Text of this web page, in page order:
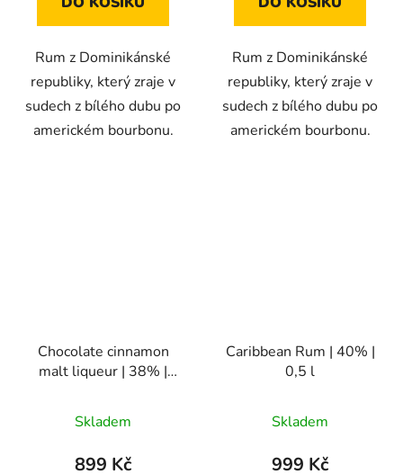
Rum z Dominikánské
republiky, který zraje v
sudech z bílého dubu po
americkém bourbonu.
Rum z Dominikánské
republiky, který zraje v
sudech z bílého dubu po
americkém bourbonu.
Chocolate cinnamon
malt liqueur | 38% |
Skladem
899 Kč
Caribbean Rum | 40% |
0,5 l
Skladem
999 Kč